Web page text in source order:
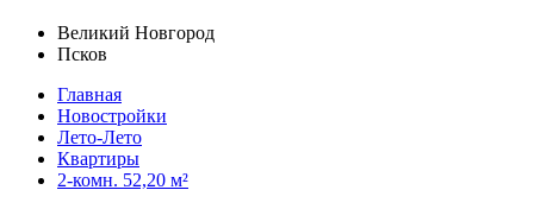
Великий Новгород
Псков
Главная
Новостройки
Лето-Лето
Квартиры
2-комн. 52,20 м²